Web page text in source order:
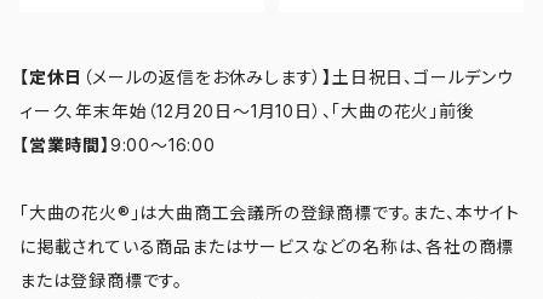
【定休日 （メールの返信をお休みします）】 土日祝日、ゴールデンウ
ィーク、年末年始（12月20日～1月10日）、「大曲の花火」前後
【営業時間】 9:00～16:00
「大曲の花火®」は大曲商工会議所の登録商標です。また、本サイト
に掲載されている商品またはサービスなどの名称は、各社の商標
または登録商標です。